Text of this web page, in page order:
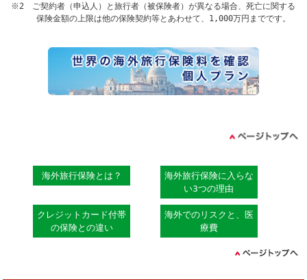
※2 ご契約者（申込人）と旅行者（被保険者）が異なる場合、死亡に関する
保険金額の上限は他の保険契約等とあわせて、1,000万円までです。
海外旅行保険とは？
海外旅行保険に入らな
い3つの理由
クレジットカード付帯
の保険との違い
海外でのリスクと、医
療費